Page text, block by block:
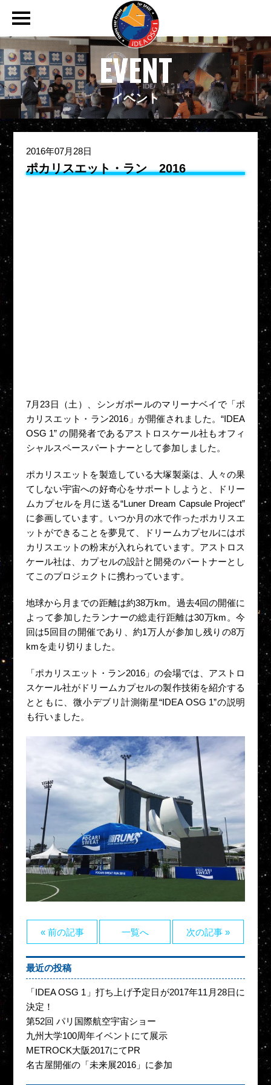
MISSION
ミッション
SPACE DEBRIS
スペースデブリ
EVENT
TECHNOLOGY
EVENT
イベント
2016年07月28日
ポカリスエット・ラン 2016
7月23日（土）、シンガポールのマリーナベイで「ポ
カリスエット・ラン2016」が開催されました。“IDEA
OSG 1” の開発者であるアストロスケール社もオフィ
シャルスペースパートナーとして参加しました。
ポカリスエットを製造している大塚製薬は、人々の果
てしない宇宙への好奇心をサポートしようと、ドリー
ムカプセルを月に送る“Luner Dream Capsule Project”
に参画しています。いつか月の水で作ったポカリスエ
ットができることを夢見て、ドリームカプセルにはポ
カリスエットの粉末が入れられています。アストロス
ケール社は、カプセルの設計と開発のパートナーとし
てこのプロジェクトに携わっています。
地球から月までの距離は約38万km。過去4回の開催に
よって参加したランナーの総走行距離は30万km。今
回は5回目の開催であり、約1万人が参加し残りの8万
kmを走り切りました。
「ポカリスエット・ラン2016」の会場では、アストロ
スケール社がドリームカプセルの製作技術を紹介する
とともに、微小デブリ計測衛星“IDEA OSG 1”の説明
も行いました。
« 前の記事 一覧へ 次の記事 »
最近の投稿
「IDEA OSG 1」打ち上げ予定日が2017年11月28日に
決定！
第52回 パリ国際航空宇宙ショー
九州大学100周年イベントにて展示
METROCK大阪2017にてPR
名古屋開催の「未来展2016」に参加